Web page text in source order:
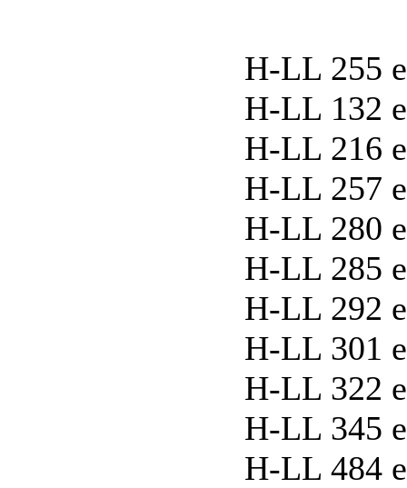
H-LL 255
H-LL 132
H-LL 216
H-LL 257
H-LL 280
H-LL 285
H-LL 292
H-LL 301
H-LL 322
H-LL 345
H-LL 484